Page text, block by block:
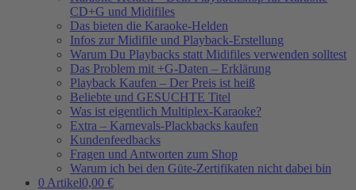
CD+G und Midifiles
Das bieten die Karaoke-Helden
Infos zur Midifile und Playback-Erstellung
Warum Du Playbacks statt Midifiles verwenden solltest
Das Problem mit +G-Daten – Erklärung
Playback Kaufen – Der Preis ist heiß
Beliebte und GESUCHTE Titel
Was ist eigentlich Multiplex-Karaoke?
Extra – Karnevals-Plackbacks kaufen
Kundenfeedbacks
Fragen und Antworten zum Shop
Warum ich bei den Güte-Zertifikaten nicht dabei bin
0 Artikel0,00 €